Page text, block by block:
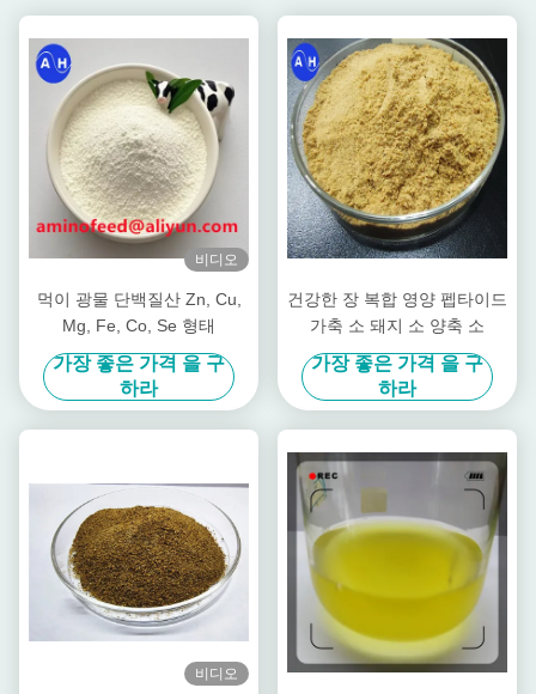
비디오
먹이 광물 단백질산 Zn, Cu,
Mg, Fe, Co, Se 형태
가장 좋은 가격 을 구
하라
건강한 장 복합 영양 펩타이드
가축 소 돼지 소 양축 소
가장 좋은 가격 을 구
하라
비디오